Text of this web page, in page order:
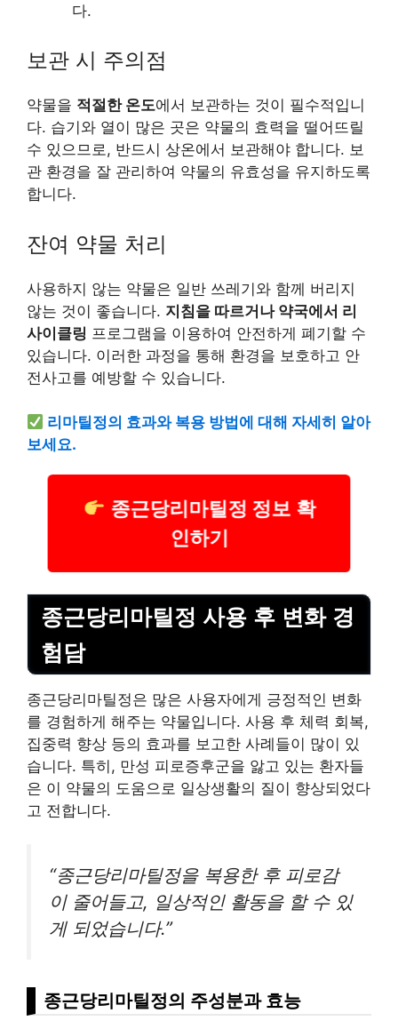
다.
보관 시 주의점
약물을 적절한 온도에서 보관하는 것이 필수적입니
다. 습기와 열이 많은 곳은 약물의 효력을 떨어뜨릴
수 있으므로, 반드시 상온에서 보관해야 합니다. 보
관 환경을 잘 관리하여 약물의 유효성을 유지하도록
합니다.
잔여 약물 처리
사용하지 않는 약물은 일반 쓰레기와 함께 버리지
않는 것이 좋습니다. 지침을 따르거나 약국에서 리
사이클링 프로그램을 이용하여 안전하게 폐기할 수
있습니다. 이러한 과정을 통해 환경을 보호하고 안
전사고를 예방할 수 있습니다.
리마틸정의 효과와 복용 방법에 대해 자세히 알아
보세요.
종근당리마틸정 정보 확
인하기
종근당리마틸정 사용 후 변화 경
험담
종근당리마틸정은 많은 사용자에게 긍정적인 변화
를 경험하게 해주는 약물입니다. 사용 후 체력 회복,
집중력 향상 등의 효과를 보고한 사례들이 많이 있
습니다. 특히, 만성 피로증후군을 앓고 있는 환자들
은 이 약물의 도움으로 일상생활의 질이 향상되었다
고 전합니다.
“종근당리마틸정을 복용한 후 피로감
이 줄어들고, 일상적인 활동을 할 수 있
게 되었습니다.”
종근당리마틸정의 주성분과 효능